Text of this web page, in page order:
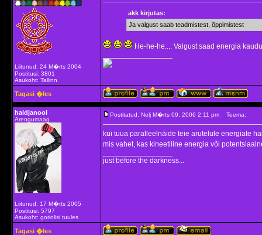
Liitunud: 24 M�rts 2004
Postitusi: 3801
Asukoht: Tallinn
akk kirjutas:
Ja valgust saab teadmistest, õppimistest
He-he-he.... Valgust saad energia
Tagasi �les
haldjanool
Arengumaag
Liitunud: 17 M�rts 2005
Postitusi: 5797
Asukoht: goriolisi tuules
Postitatud: Nelj M�rts 09, 2006 2:11 pm Teema:
kui tuua paralleelnäide teie arutelule energiate
mis vahet, kas kineetiline energia või
just before the darkness...
Tagasi �les